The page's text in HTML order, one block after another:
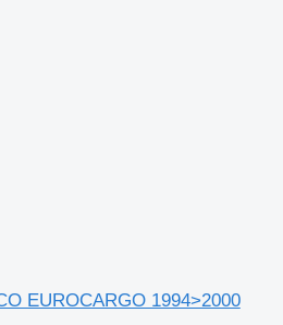
EUROCARGO 1994>2000